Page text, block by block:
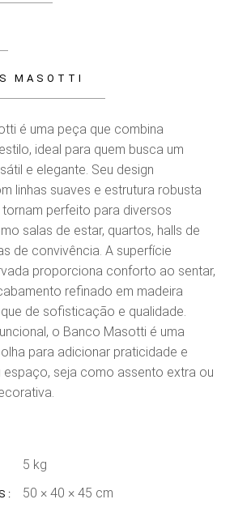
MASOTTI
é uma peça que combina
ideal para quem busca um
e elegante. Seu design
linhas suaves e estrutura robusta
perfeito para diversos
salas de estar, quartos, halls de
de convivência. A superfície
proporciona conforto ao sentar,
refinado em madeira
de sofisticação e qualidade.
o Banco Masotti é uma
para adicionar praticidade e
espaço, seja como assento extra ou
5 kg
50 × 40 × 45 cm